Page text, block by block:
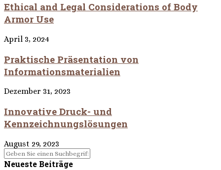
Ethical and Legal Considerations of Body
Armor Use
April 3, 2024
Praktische Präsentation von
Informationsmaterialien
Dezember 31, 2023
Innovative Druck- und
Kennzeichnungslösungen
August 29, 2023
Neueste Beiträge